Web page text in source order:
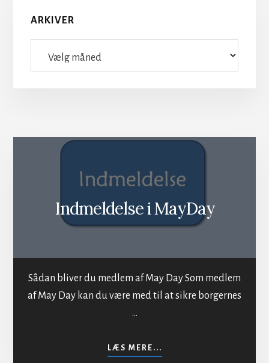
ARKIVER
Indmeldelse i MayDay
Sådan bliver du medlem af May Day Som medlem
af May Day kan du være med til at sikre borgernes
…
LÆS MERE...
INDMELDELSE